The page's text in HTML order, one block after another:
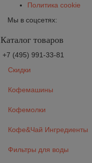
Политика cookie
Мы в соцсетях:
Каталог товаров
+7 (495) 991-33-81
Скидки
Кофемашины
Кофемолки
Кофе&Чай Ингредиенты
Фильтры для воды